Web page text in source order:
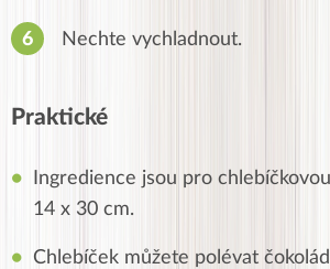
Nechte vychladnout.
Praktické
Ingredience jsou pro
14 x 30 cm.
Chlebíček můžete polévat